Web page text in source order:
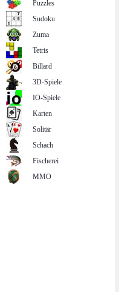
Puzzles
Sudoku
Zuma
Tetris
Billard
3D-Spiele
IO-Spiele
Karten
Solitär
Schach
Fischerei
MMO